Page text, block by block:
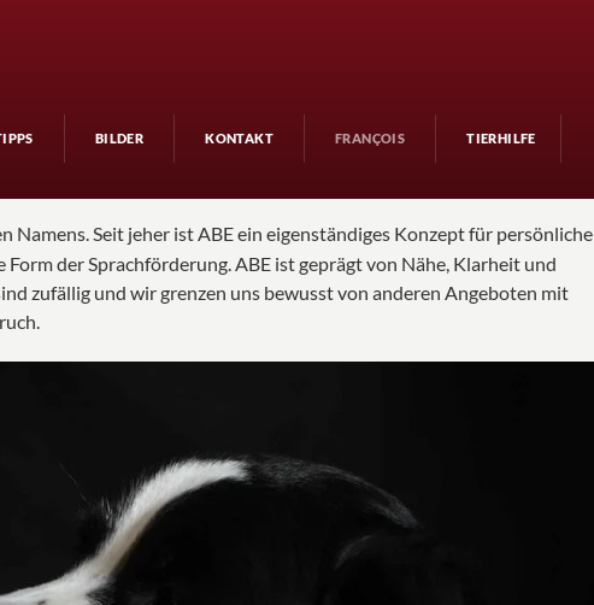
BILDER KONTAKT FRANÇOIS TIERHILFE
Namens. Seit jeher ist ABE ein eigenständiges Konzept für persönliche
der Sprachförderung. ABE ist geprägt von Nähe, Klarheit und
zufällig und wir grenzen uns bewusst von anderen Angeboten mit